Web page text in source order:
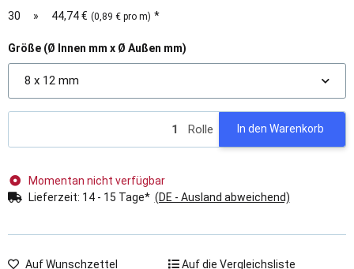
30
» 44,74 € (0,89 € pro m) *
Größe (Ø Innen mm x Ø Außen mm)
8 x 12 mm
Rolle In den Warenkorb
Momentan nicht verfügbar
Lieferzeit: 14 - 15 Tage* (DE - Ausland abweichend)
Auf Wunschzettel Auf die Vergleichsliste